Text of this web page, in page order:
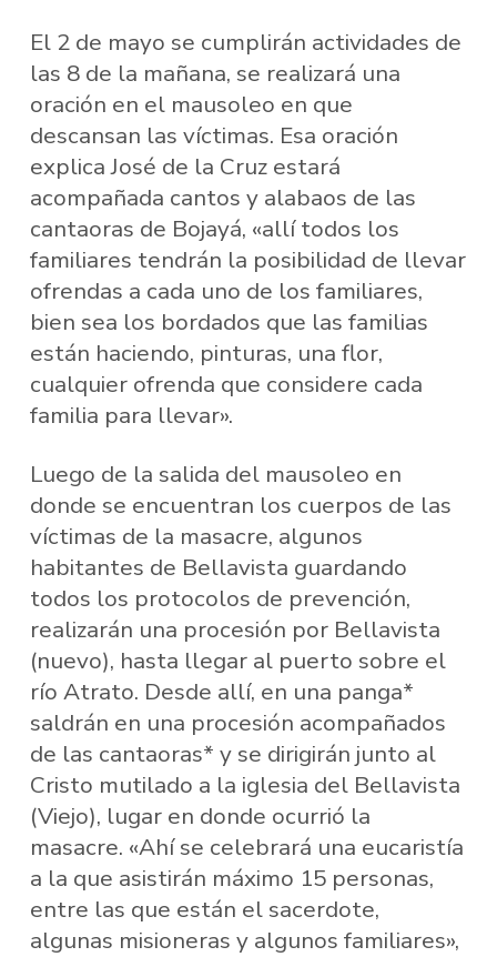
El 2 de mayo se cumplirán actividades de
las 8 de la mañana, se realizará una
oración en el mausoleo en que
descansan las víctimas. Esa oración
explica José de la Cruz estará
acompañada cantos y alabaos de las
cantaoras de Bojayá, «allí todos los
familiares tendrán la posibilidad de llevar
ofrendas a cada uno de los familiares,
bien sea los bordados que las familias
están haciendo, pinturas, una flor,
cualquier ofrenda que considere cada
familia para llevar».
Luego de la salida del mausoleo en
donde se encuentran los cuerpos de las
víctimas de la masacre, algunos
habitantes de Bellavista guardando
todos los protocolos de prevención,
realizarán una procesión por Bellavista
(nuevo), hasta llegar al puerto sobre el
río Atrato. Desde allí, en una panga*
saldrán en una procesión acompañados
de las cantaoras* y se dirigirán junto al
Cristo mutilado a la iglesia del Bellavista
(Viejo), lugar en donde ocurrió la
masacre. «Ahí se celebrará una eucaristía
a la que asistirán máximo 15 personas,
entre las que están el sacerdote,
algunas misioneras y algunos familiares»,